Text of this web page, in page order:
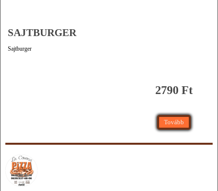
SAJTBURGER
Sajtburger
2790 Ft
Tovább